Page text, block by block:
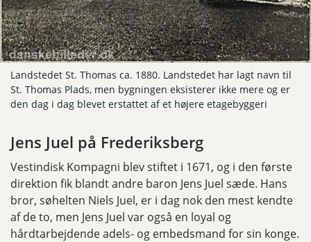
Landstedet St. Thomas ca. 1880. Landstedet har lagt navn til
St. Thomas Plads, men bygningen eksisterer ikke mere og er
den dag i dag blevet erstattet af et højere etagebyggeri
Jens Juel på Frederiksberg
Vestindisk Kompagni blev stiftet i 1671, og i den første
direktion fik blandt andre baron Jens Juel sæde. Hans
bror, søhelten Niels Juel, er i dag nok den mest kendte
af de to, men Jens Juel var også en loyal og
hårdtarbejdende adels- og embedsmand for sin konge.